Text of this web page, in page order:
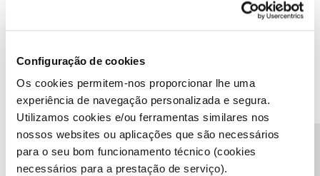
Configuração de cookies
Os cookies permitem-nos proporcionar lhe uma
experiência de navegação personalizada e segura.
Utilizamos cookies e/ou ferramentas similares nos
nossos websites ou aplicações que são necessários
para o seu bom funcionamento técnico (cookies
necessários para a prestação de serviço).
Estava na minha app de homebanking e esta notificação fez-me
reiniciar todo o processo do 0. Mas podia ter corrido pior, podia
Tal como muitos utilizadores aqui, gostaria de desactivar este não
serviço.
D M 2 pessoas gostaram